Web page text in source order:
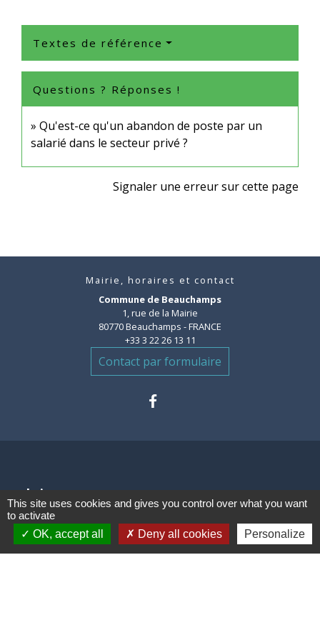
Textes de référence
Questions ? Réponses !
Qu'est-ce qu'un abandon de poste par un
salarié dans le secteur privé ?
Signaler une erreur sur cette page
Mairie, horaires et contact
Commune de Beauchamps
1, rue de la Mairie
80770 Beauchamps - FRANCE
+33 3 22 26 13 11
Contact par formulaire
Liens
Communauté de communes des
Villes Soeurs
This site uses cookies and gives you control over what you want
to activate
OK, accept all
Deny all cookies Personalize